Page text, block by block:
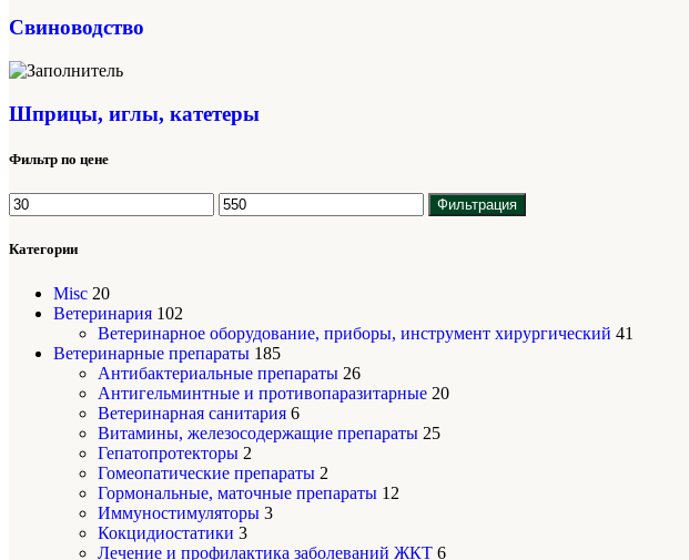
Свиноводство
Шприцы, иглы, катетеры
Фильтр по цене
Фильтрация
Категории
Misc 20
Ветеринария 102
Ветеринарное оборудование, приборы, инструмент хирургический 41
Ветеринарные препараты 185
Антибактериальные препараты 26
Антигельминтные и противопаразитарные 20
Ветеринарная санитария 6
Витамины, железосодержащие препараты 25
Гепатопротекторы 2
Гомеопатические препараты 2
Гормональные, маточные препараты 12
Иммуностимуляторы 3
Кокцидиостатики 3
Лечение и профилактика заболеваний ЖКТ 6